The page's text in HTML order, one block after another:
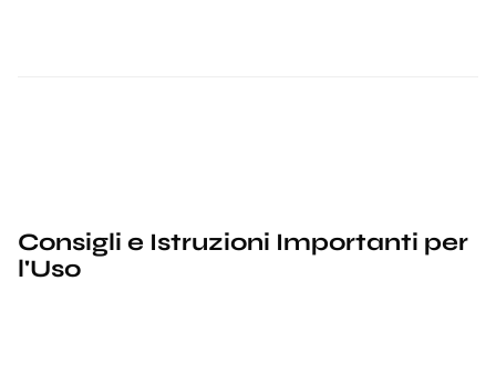
Consigli e Istruzioni Importanti per
l'Uso